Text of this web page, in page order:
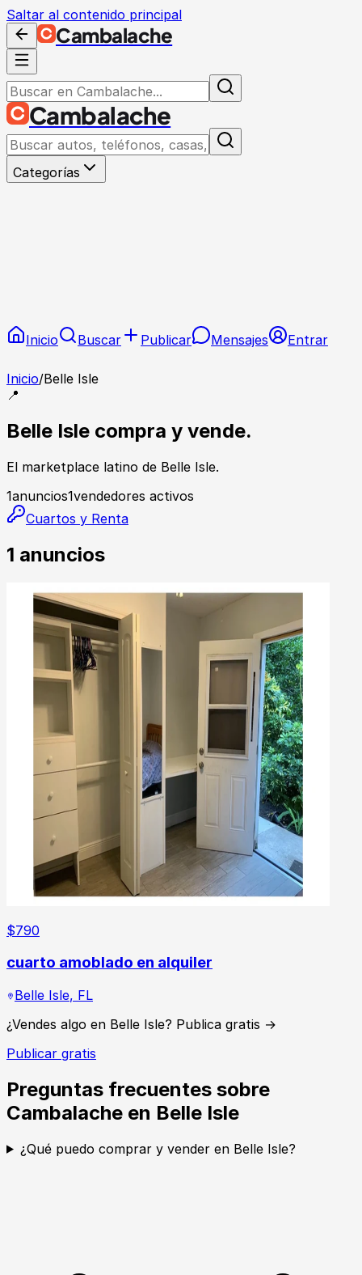
Saltar al contenido principal
Cambalache
Cambalache
Categorías
Inicio Buscar Publicar Mensajes Entrar
Inicio/Belle Isle
📍
Belle Isle compra y vende.
El marketplace latino de Belle Isle.
1anuncios1vendedores activos
Cuartos y Renta
1 anuncios
$790
cuarto amoblado en alquiler
Belle Isle, FL
¿Vendes algo en Belle Isle? Publica gratis →
Publicar gratis
Preguntas frecuentes sobre
Cambalache en Belle Isle
¿Qué puedo comprar y vender en Belle Isle?